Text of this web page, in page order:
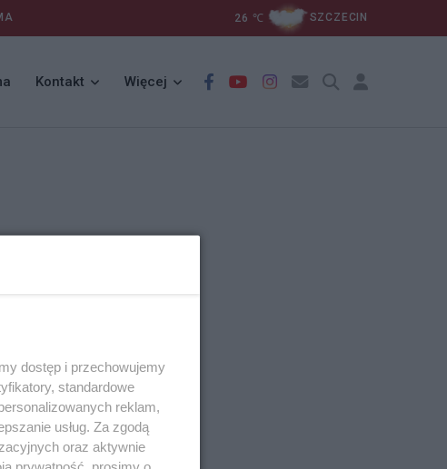
26 ℃ SZCZECIN
Kontakt Więcej
dostęp i przechowujemy
standardowe
reklam,
usług. Za zgodą
oraz aktywnie